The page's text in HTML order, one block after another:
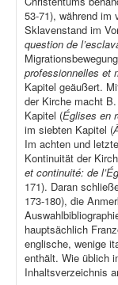
53-71), während im
Sklavenstand im
question de
professionnelles et
Kapitel geäußert.
der Kirche macht
Kapitel (Églises en
im siebten Kapitel (
Im achten und
Kontinuität der
et continuité: de
171). Daran
173-180), die
hauptsächlich
englische, wenige
enthält. Wie üblich
Inhaltsverzeichnis